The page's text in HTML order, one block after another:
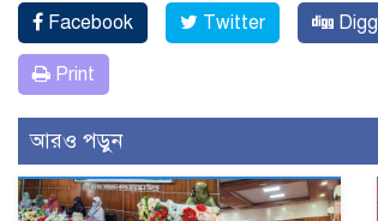
Facebook Twitter Digg
Print
আরও পড়ুন